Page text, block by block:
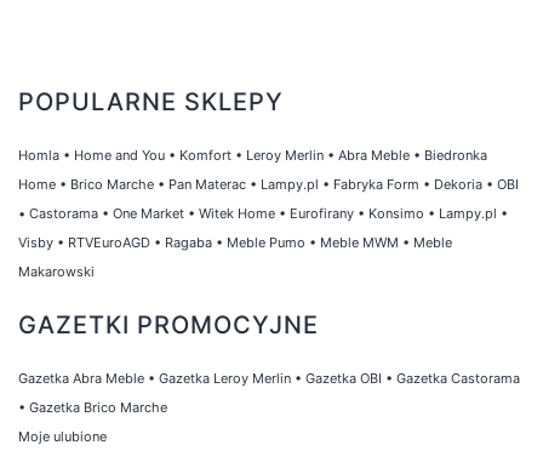
POPULARNE SKLEPY
Homla • Home and You • Komfort • Leroy Merlin • Abra Meble • Biedronka
Home • Brico Marche • Pan Materac • Lampy.pl • Fabryka Form • Dekoria • OBI
• Castorama • One Market • Witek Home • Eurofirany • Konsimo • Lampy.pl •
Visby • RTVEuroAGD • Ragaba • Meble Pumo • Meble MWM • Meble
Makarowski
GAZETKI PROMOCYJNE
Gazetka Abra Meble • Gazetka Leroy Merlin • Gazetka OBI • Gazetka Castorama
• Gazetka Brico Marche
Moje ulubione